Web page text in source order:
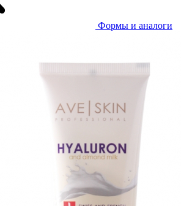
Формы и аналоги